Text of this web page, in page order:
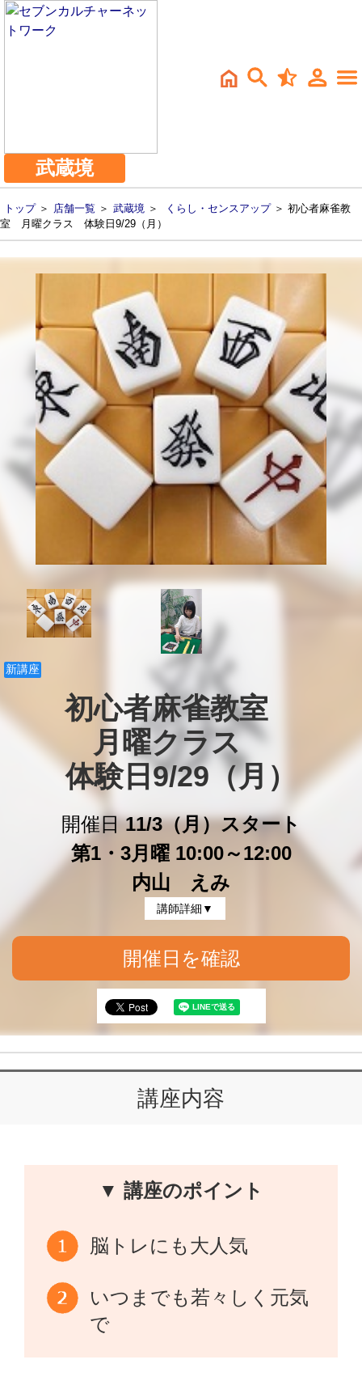
武蔵境
トップ＞ 店舗一覧 ＞ 武蔵境 ＞ くらし・センスアップ＞ 初心者麻雀教
室 月曜クラス 体験日9/29（月）
新講座
初心者麻雀教室
月曜クラス
体験日9/29（月）
開催日11/3（月）スタート
第1・3月曜 10:00～12:00
内山 えみ
講師詳細▼
開催日を確認
講座内容
▼ 講座のポイント
脳トレにも大人気
いつまでも若々しく元気
で